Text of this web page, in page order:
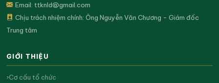
Email: ttknld@gmail.com
Chịu trách nhiệm chính: Ông Nguyễn Văn Chương - Giám đốc
Trung tâm
GIỚI THIỆU
Cơ cấu tổ chức